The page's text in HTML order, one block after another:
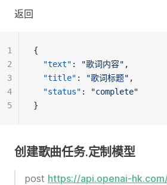
返回
{
"text" : "歌词内容" ,
"title" : "歌词标题" ,
"status" :
"complete"
}
1
2
3
4
5
创建歌曲任务.定制模型
post https://api.openai-